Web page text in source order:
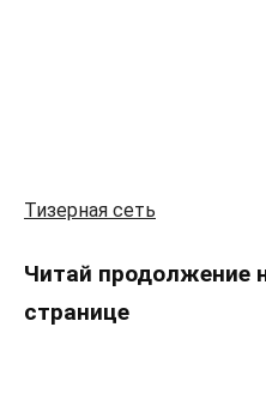
Тизерная сеть
Читай продолжение
странице